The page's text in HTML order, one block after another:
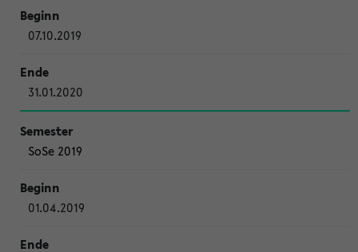
07.10.2019
31.01.2020
SoSe 2019
01.04.2019